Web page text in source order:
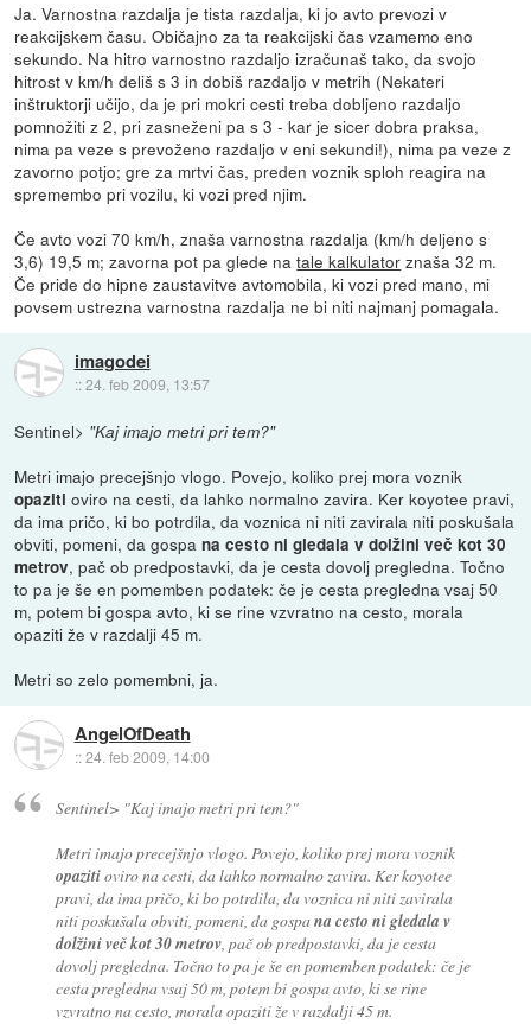
Ja. Varnostna razdalja je tista razdalja, ki jo avto prevozi v
reakcijskem času. Običajno za ta reakcijski čas vzamemo eno
sekundo. Na hitro varnostno razdaljo izračunaš tako, da svojo
hitrost v km/h deliš s 3 in dobiš razdaljo v metrih (Nekateri
inštruktorji učijo, da je pri mokri cesti treba dobljeno razdaljo
pomnožiti z 2, pri zasneženi pa s 3 - kar je sicer dobra praksa,
nima pa veze s prevoženo razdaljo v eni sekundi!), nima pa veze z
zavorno potjo; gre za mrtvi čas, preden voznik sploh reagira na
spremembo pri vozilu, ki vozi pred njim.
Če avto vozi 70 km/h, znaša varnostna razdalja (km/h deljeno s
3,6) 19,5 m; zavorna pot pa glede natale kalkulator znaša 32 m.
Če pride do hipne zaustavitve avtomobila, ki vozi pred mano, mi
povsem ustrezna varnostna razdalja ne bi niti najmanj pomagala.
imagodei
::24. feb 2009, 13:57
Sentinel> "Kaj imajo metri pri tem?"
Metri imajo precejšnjo vlogo. Povejo, koliko prej mora voznik
opaziti oviro na cesti, da lahko normalno zavira. Ker koyotee pravi,
da ima pričo, ki bo potrdila, da voznica ni niti zavirala niti poskušala
obviti, pomeni, da gospana cesto ni gledala v dolžini več kot 30
metrov, pač ob predpostavki, da je cesta dovolj pregledna. Točno
to pa je še en pomemben podatek: če je cesta pregledna vsaj 50
m, potem bi gospa avto, ki se rine vzvratno na cesto, morala
opaziti že v razdalji 45 m.
Metri so zelo pomembni, ja.
AngelOfDeath
::24. feb 2009, 14:00
Sentinel> "Kaj imajo metri pri tem?"
Metri imajo precejšnjo vlogo. Povejo, koliko prej mora voznik
opazitioviro na cesti, da lahko normalno zavira. Ker koyotee
pravi, da ima pričo, ki bo potrdila, da voznica ni niti zavirala
niti poskušala obviti, pomeni, da gospana cesto ni gledala v
dolžini več kot 30 metrov, pač ob predpostavki, da je cesta
dovolj pregledna. Točno to pa je še en pomemben podatek: če je
cesta pregledna vsaj 50 m, potem bi gospa avto, ki se rine
vzvratno na cesto, morala opaziti že v razdalji 45 m.